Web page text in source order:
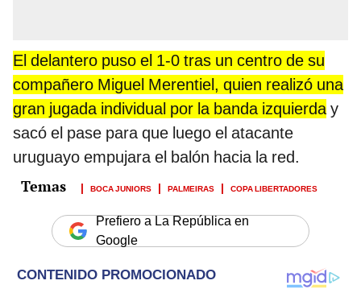
El delantero puso el 1-0 tras un centro de su
compañero Miguel Merentiel, quien realizó una
gran jugada individual por la banda izquierday
sacó el pase para que luego el atacante
uruguayo empujara el balón hacia la red.
BOCA JUNIORS PALMEIRAS COPA LIBERTADORES
Prefiero a La República en
Google